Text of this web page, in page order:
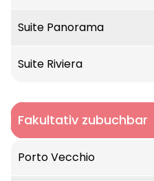
Suite Panorama
Suite Riviera
Fakultativ zubuchbar
Porto Vecchio